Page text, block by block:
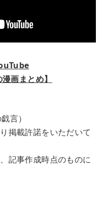
画まとめ】
言）
掲載許諾をいただいて
記事作成時点のものに